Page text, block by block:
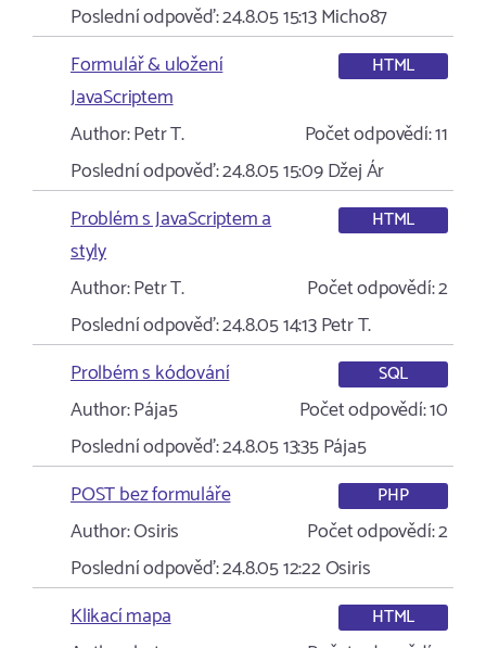
Poslední odpověď:24.8.05 15:13Micho87
Formulář & uložení
JavaScriptem
HTML
Author:Petr T. Počet odpovědí:11
Poslední odpověď:24.8.05 15:09Džej Ár
Problém s JavaScriptem a
styly
HTML
Author:Petr T. Počet odpovědí:2
Poslední odpověď:24.8.05 14:13Petr T.
Prolbém s kódování
SQL
Author:Pája5 Počet odpovědí:10
Poslední odpověď:24.8.05 13:35Pája5
POST bez formuláře
PHP
Author:Osiris Počet odpovědí:2
Poslední odpověď:24.8.05 12:22Osiris
Klikací mapa
HTML